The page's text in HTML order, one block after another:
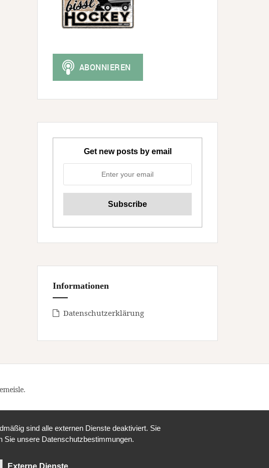
Get new posts by email
Informationen
Datenschutzerklärung
sind alle externen Dienste deaktiviert. Sie
Sie unsere Datenschutzbestimmungen.